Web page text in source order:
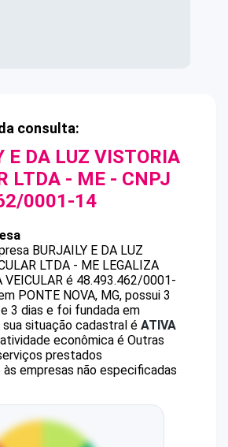
consulta:
E DA LUZ VISTORIA
LTDA - ME - CNPJ
0001-14
BURJAILY E DA LUZ
LTDA - ME LEGALIZA
VEICULAR é 48.493.462/0001-
PONTE NOVA, MG, possui 3
3 dias e foi fundada em
sua situação cadastral é ATIVA
econômica é Outras
prestados
empresas não especificadas